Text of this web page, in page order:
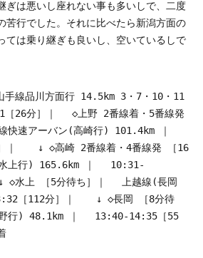
ぎは悪いし座れない事も多いしで、二度
苦行でした。それに比べたら新潟方面の
ては乗り継ぎも良いし、空いているしで
線品川方面行 14.5km 3・7・10・11
26分］｜ 　◇上野 2番線着・5番線発
線快速アーバン(高崎行) 101.4km ｜
｜ 　 ↓ ◇高崎 2番線着・4番線発 ［16
上行) 165.6km ｜ 　10:31-
◇水上 ［5分待ち］｜ 　上越線(長岡
［112分］｜ 　 ↓ ◇長岡 ［8分待
行) 48.1km ｜ 　13:40-14:35［55